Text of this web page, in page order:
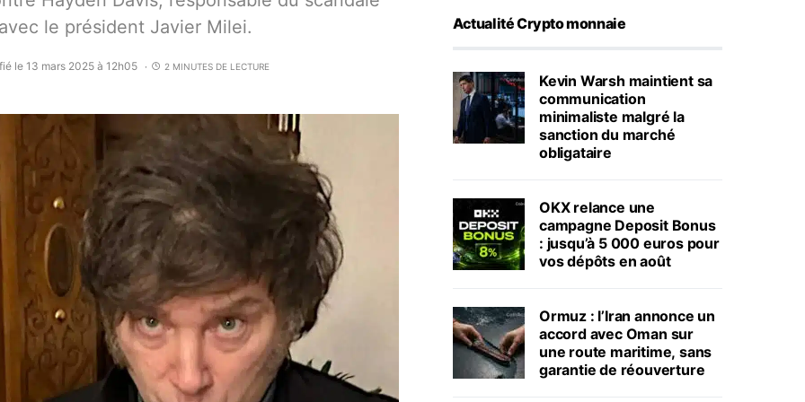
le président Javier Milei.
le 13 mars 2025 à 12h05 2 MINUTES DE LECTURE
Actualité Crypto monnaie
Kevin Warsh maintient sa
communication
minimaliste malgré la
sanction du marché
obligataire
OKX relance une
campagne Deposit Bonus
: jusqu’à 5 000 euros pour
vos dépôts en août
Ormuz : l’Iran annonce un
accord avec Oman sur
une route maritime, sans
garantie de réouverture